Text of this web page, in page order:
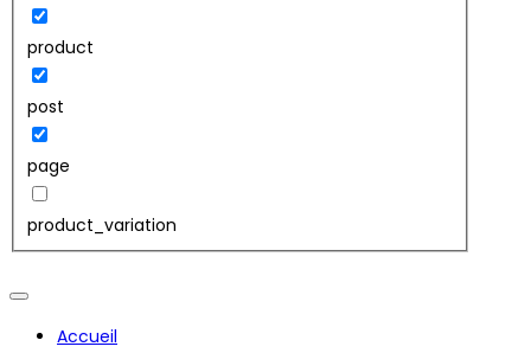
product
post
page
product_variation
Accueil